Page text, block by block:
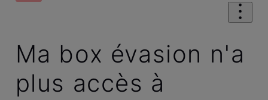
Ma box évasion n'a
plus accès à